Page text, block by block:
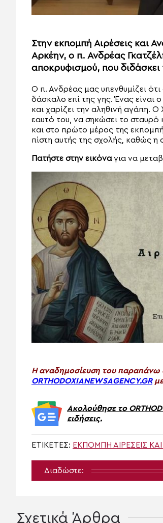
Στην εκπομπή Αιρέσεις και
Αρκέην, ο π. Ανδρέας
αποκρυφισμού, που
Ο π. Ανδρέας μας υπενθυμίζει
δάσκαλο επί της γης. Ένας είναι
και χαρίζει την αληθινή αγάπη.
εαυτό του, να σηκώσει το σταυρό
και στο πρώτο μέρος της
πίστη αυτής της σχολής, καθώς η
Πατήστε στην εικόναγια να
H αναδημοσίευση του παραπάνω
ORTHODOXIANEWSAGENCY.GR
Ακολούθησε το
ειδήσεις.
ΕΤΙΚΈΤΕΣ: ΕΚΠΟΜΠΉ ΑΙΡΈΣΕΙΣ ΚΑΙ
Διαδώστε:
Σχετικά Άρθρα